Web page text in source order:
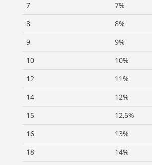
7
7%
8
8%
9
9%
10
10%
12
11%
14
12%
15
12,5%
16
13%
18
14%